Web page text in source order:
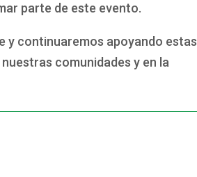
parte de este evento.
y continuaremos apoyando estas
comunidades y en la